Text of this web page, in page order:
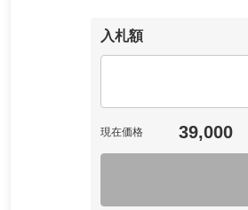
入札額
現在価格 39,000